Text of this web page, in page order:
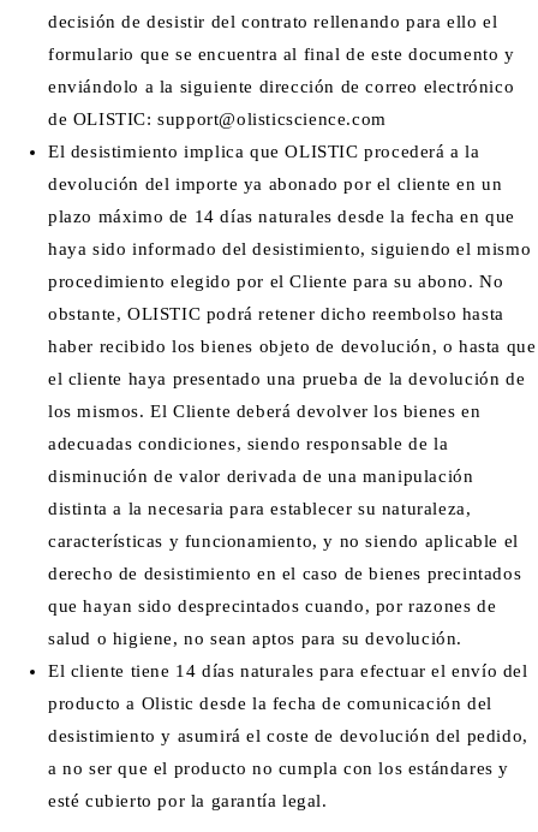
decisión de desistir del contrato rellenando para ello el
formulario que se encuentra al final de este documento y
enviándolo a la siguiente dirección de correo electrónico
de OLISTIC: support@olisticscience.com
El desistimiento implica que OLISTIC procederá a la
devolución del importe ya abonado por el cliente en un
plazo máximo de 14 días naturales desde la fecha en que
haya sido informado del desistimiento, siguiendo el mismo
procedimiento elegido por el Cliente para su abono. No
obstante, OLISTIC podrá retener dicho reembolso hasta
haber recibido los bienes objeto de devolución, o hasta que
el cliente haya presentado una prueba de la devolución de
los mismos. El Cliente deberá devolver los bienes en
adecuadas condiciones, siendo responsable de la
disminución de valor derivada de una manipulación
distinta a la necesaria para establecer su naturaleza,
características y funcionamiento, y no siendo aplicable el
derecho de desistimiento en el caso de bienes precintados
que hayan sido desprecintados cuando, por razones de
salud o higiene, no sean aptos para su devolución.
El cliente tiene 14 días naturales para efectuar el envío del
producto a Olistic desde la fecha de comunicación del
desistimiento y asumirá el coste de devolución del pedido,
a no ser que el producto no cumpla con los estándares y
esté cubierto por la garantía legal.